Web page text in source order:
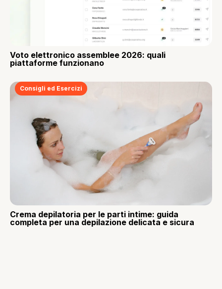
Voto elettronico assemblee 2026: quali
piattaforme funzionano
Consigli ed Esercizi
Crema depilatoria per le parti intime: guida
completa per una depilazione delicata e sicura